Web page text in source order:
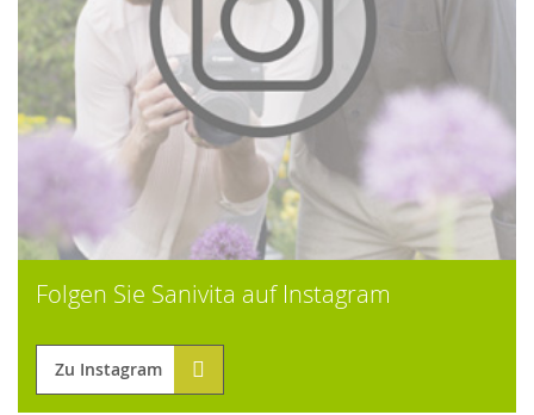
Folgen Sie Sanivita auf Instagram
Zu Instagram